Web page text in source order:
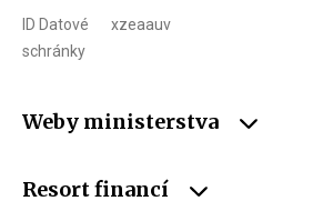
ID Datové
schránky
xzeaauv
Weby ministerstva
Resort financí